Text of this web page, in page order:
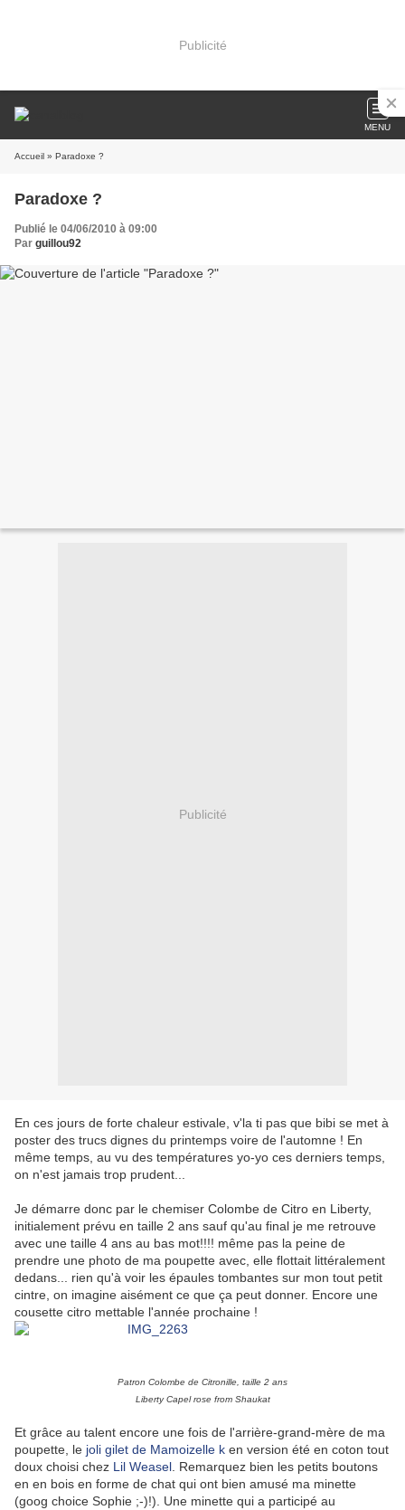
Publicité
MENU
Accueil » Paradoxe ?
Paradoxe ?
Publié le 04/06/2010 à 09:00
Par guillou92
Publicité
En ces jours de forte chaleur estivale, v'la ti pas que bibi se met à
poster des trucs dignes du printemps voire de l'automne ! En
même temps, au vu des températures yo-yo ces derniers temps,
on n'est jamais trop prudent...
Je démarre donc par le chemiser Colombe de Citro en Liberty,
initialement prévu en taille 2 ans sauf qu'au final je me retrouve
avec une taille 4 ans au bas mot!!!! même pas la peine de
prendre une photo de ma poupette avec, elle flottait littéralement
dedans... rien qu'à voir les épaules tombantes sur mon tout petit
cintre, on imagine aisément ce que ça peut donner. Encore une
cousette citro mettable l'année prochaine !
Patron Colombe de Citronille, taille 2 ans
Liberty Capel rose from Shaukat
Et grâce au talent encore une fois de l'arrière-grand-mère de ma
poupette, le joli gilet de Mamoizelle k en version été en coton tout
doux choisi chez Lil Weasel . Remarquez bien les petits boutons
en en bois en forme de chat qui ont bien amusé ma minette
(goog choice Sophie ;-)!). Une minette qui a participé au